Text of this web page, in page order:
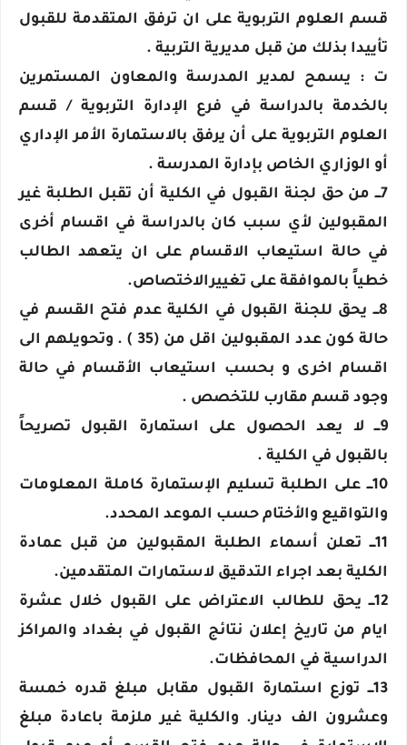
قسم العلوم التربوية على ان ترفق المتقدمة للقبول
تأييدا بذلك من قبل مديرية التربية .
ت : يسمح لمدير المدرسة والمعاون المستمرين
بالخدمة بالدراسة في فرع الإدارة التربوية / قسم
العلوم التربوية على أن يرفق بالاستمارة الأمر الإداري
أو الوزاري الخاص بإدارة المدرسة .
7ـــ من حق لجنة القبول في الكلية أن تقبل الطلبة غير
المقبولين لأي سبب كان بالدراسة في اقسام أخرى
في حالة استيعاب الاقسام على ان يتعهد الطالب
خطياً بالموافقة على تغييرالاختصاص.
8ـــ يحق للجنة القبول في الكلية عدم فتح القسم في
حالة كون عدد المقبولين اقل من (35 ) . وتحويلهم الى
اقسام اخرى و بحسب استيعاب الأقسام في حالة
وجود قسم مقارب للتخصص .
9ـــ لا يعد الحصول على استمارة القبول تصريحاً
بالقبول في الكلية .
10ـــ على الطلبة تسليم الإستمارة كاملة المعلومات
والتواقيع والأختام حسب الموعد المحدد.
11ـــ تعلن أسماء الطلبة المقبولين من قبل عمادة
الكلية بعد اجراء التدقيق لاستمارات المتقدمين.
12ـــ يحق للطالب الاعتراض على القبول خلال عشرة
ايام من تاريخ إعلان نتائج القبول في بغداد والمراكز
الدراسية في المحافظات.
13ـــ توزع استمارة القبول مقابل مبلغ قدره خمسة
وعشرون الف دينار. والكلية غير ملزمة باعادة مبلغ